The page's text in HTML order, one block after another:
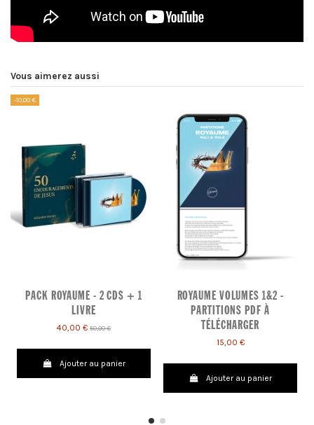
Vous aimerez aussi
-10,00 €
PACK ROYAUME - 2 CDS + 1
LIVRE
40,00 € 50,00 €
Ajouter au panier
ROYAUME VOLUMES 1&2 -
PARTITIONS PDF À
TÉLÉCHARGER
15,00 €
Ajouter au panier